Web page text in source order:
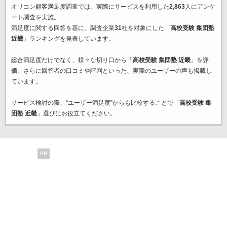
オリコン顧客満足度調査では、実際にサービスを利用した2,863人にアンケ
ート調査を実施。
満足度に関する回答を基に、調査企業31社を対象にした「 高校受験 集団塾
近畿」ランキングを発表しています。
総合満足度だけでなく、様々な切り口から「 高校受験 集団塾 近畿」を評
価。さらに回答者の口コミや評判といった、実際のユーザーの声も掲載し
ています。
サービス検討の際、“ユーザー満足度”からも比較することで「 高校受験 集
団塾 近畿」選びにお役立てください。
PR